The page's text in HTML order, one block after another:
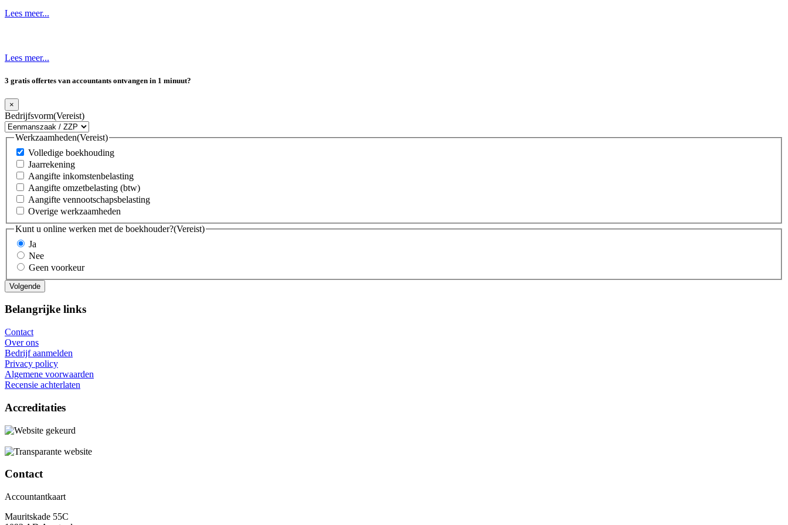
Lees meer...
Lees meer...
3 gratis offertes van accountants ontvangen in 1 minuut?
×
Bedrijfsvorm(Vereist)
Werkzaamheden(Vereist)
Volledige boekhouding
Jaarrekening
Aangifte inkomstenbelasting
Aangifte omzetbelasting (btw)
Aangifte vennootschapsbelasting
Overige werkzaamheden
Kunt u online werken met de boekhouder?(Vereist)
Ja
Nee
Geen voorkeur
Belangrijke links
Contact
Over ons
Bedrijf aanmelden
Privacy policy
Algemene voorwaarden
Recensie achterlaten
Accreditaties
Contact
Accountantkaart
Mauritskade 55C